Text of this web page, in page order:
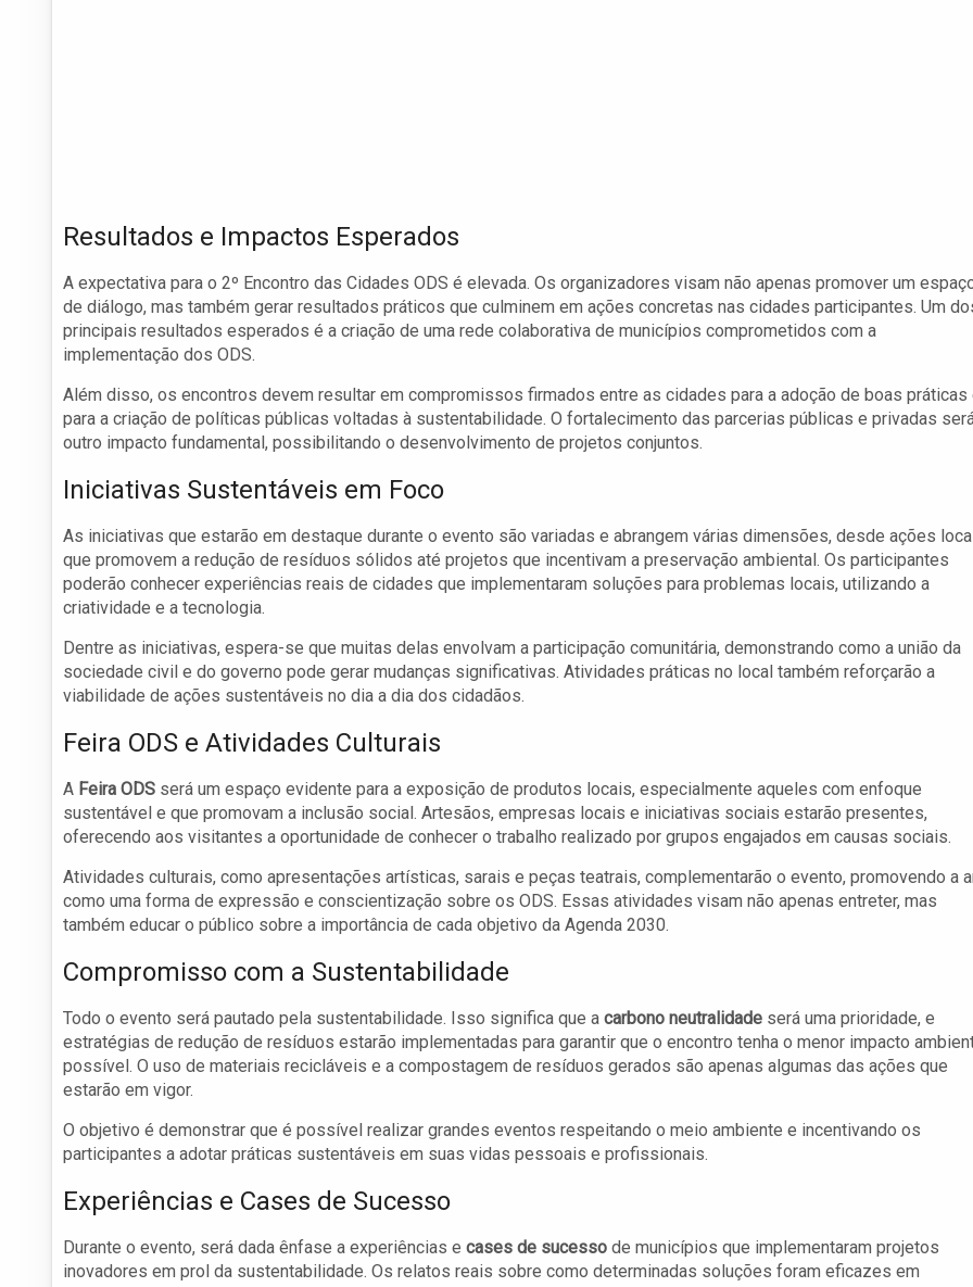
Resultados e Impactos Esperados
A expectativa para o 2º Encontro das Cidades ODS é elevada. Os organizadores visam não apenas promover um
de diálogo, mas também gerar resultados práticos que culminem em ações concretas nas cidades participantes. Um
principais resultados esperados é a criação de uma rede colaborativa de municípios comprometidos com a
implementação dos ODS.
Além disso, os encontros devem resultar em compromissos firmados entre as cidades para a adoção de boas práticas
para a criação de políticas públicas voltadas à sustentabilidade. O fortalecimento das parcerias públicas e privadas
outro impacto fundamental, possibilitando o desenvolvimento de projetos conjuntos.
Iniciativas Sustentáveis em Foco
As iniciativas que estarão em destaque durante o evento são variadas e abrangem várias dimensões, desde ações
que promovem a redução de resíduos sólidos até projetos que incentivam a preservação ambiental. Os participantes
poderão conhecer experiências reais de cidades que implementaram soluções para problemas locais, utilizando a
criatividade e a tecnologia.
Dentre as iniciativas, espera-se que muitas delas envolvam a participação comunitária, demonstrando como a união da
sociedade civil e do governo pode gerar mudanças significativas. Atividades práticas no local também reforçarão a
viabilidade de ações sustentáveis no dia a dia dos cidadãos.
Feira ODS e Atividades Culturais
A Feira ODS será um espaço evidente para a exposição de produtos locais, especialmente aqueles com enfoque
sustentável e que promovam a inclusão social. Artesãos, empresas locais e iniciativas sociais estarão presentes,
oferecendo aos visitantes a oportunidade de conhecer o trabalho realizado por grupos engajados em causas sociais.
Atividades culturais, como apresentações artísticas, sarais e peças teatrais, complementarão o evento, promovendo a
como uma forma de expressão e conscientização sobre os ODS. Essas atividades visam não apenas entreter, mas
também educar o público sobre a importância de cada objetivo da Agenda 2030.
Compromisso com a Sustentabilidade
Todo o evento será pautado pela sustentabilidade. Isso significa que a carbono neutralidade será uma prioridade, e
estratégias de redução de resíduos estarão implementadas para garantir que o encontro tenha o menor impacto
possível. O uso de materiais recicláveis e a compostagem de resíduos gerados são apenas algumas das ações que
estarão em vigor.
O objetivo é demonstrar que é possível realizar grandes eventos respeitando o meio ambiente e incentivando os
participantes a adotar práticas sustentáveis em suas vidas pessoais e profissionais.
Experiências e Cases de Sucesso
Durante o evento, será dada ênfase a experiências e cases de sucesso de municípios que implementaram projetos
inovadores em prol da sustentabilidade. Os relatos reais sobre como determinadas soluções foram eficazes em